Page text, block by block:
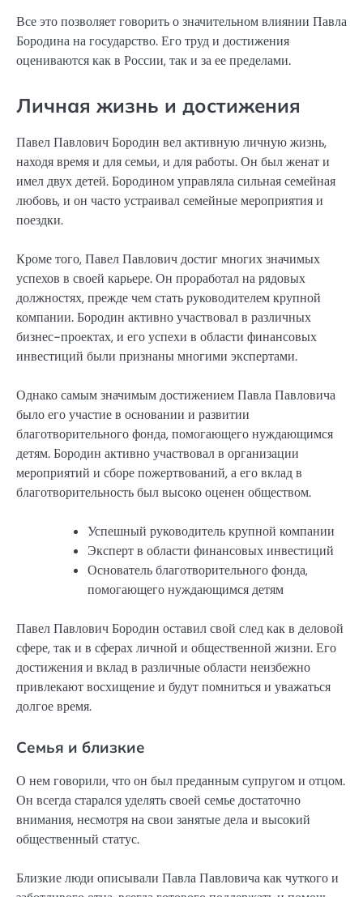
Все это позволяет говорить о значительном влиянии Павла
Бородина на государство. Его труд и достижения
оцениваются как в России, так и за ее пределами.
Личная жизнь и достижения
Павел Павлович Бородин вел активную личную жизнь,
находя время и для семьи, и для работы. Он был женат и
имел двух детей. Бородином управляла сильная семейная
любовь, и он часто устраивал семейные мероприятия и
поездки.
Кроме того, Павел Павлович достиг многих значимых
успехов в своей карьере. Он проработал на рядовых
должностях, прежде чем стать руководителем крупной
компании. Бородин активно участвовал в различных
бизнес-проектах, и его успехи в области финансовых
инвестиций были признаны многими экспертами.
Однако самым значимым достижением Павла Павловича
было его участие в основании и развитии
благотворительного фонда, помогающего нуждающимся
детям. Бородин активно участвовал в организации
мероприятий и сборе пожертвований, а его вклад в
благотворительность был высоко оценен обществом.
Успешный руководитель крупной компании
Эксперт в области финансовых инвестиций
Основатель благотворительного фонда,
помогающего нуждающимся детям
Павел Павлович Бородин оставил свой след как в деловой
сфере, так и в сферах личной и общественной жизни. Его
достижения и вклад в различные области неизбежно
привлекают восхищение и будут помниться и уважаться
долгое время.
Семья и близкие
О нем говорили, что он был преданным супругом и отцом.
Он всегда старался уделять своей семье достаточно
внимания, несмотря на свои занятые дела и высокий
общественный статус.
Близкие люди описывали Павла Павловича как чуткого и